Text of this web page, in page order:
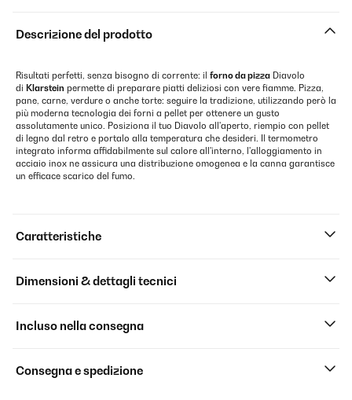
Descrizione del prodotto
Risultati perfetti, senza bisogno di corrente: il forno da pizza Diavolo
di Klarstein permette di preparare piatti deliziosi con vere fiamme. Pizza,
pane, carne, verdure o anche torte: seguire la tradizione, utilizzando però la
più moderna tecnologia dei forni a pellet per ottenere un gusto
assolutamente unico. Posiziona il tuo Diavolo all'aperto, riempio con pellet
di legno dal retro e portalo alla temperatura che desideri. Il termometro
integrato informa affidabilmente sul calore all'interno, l'alloggiamento in
acciaio inox ne assicura una distribuzione omogenea e la canna garantisce
un efficace scarico del fumo.
Caratteristiche
Dimensioni & dettagli tecnici
Incluso nella consegna
Consegna e spedizione